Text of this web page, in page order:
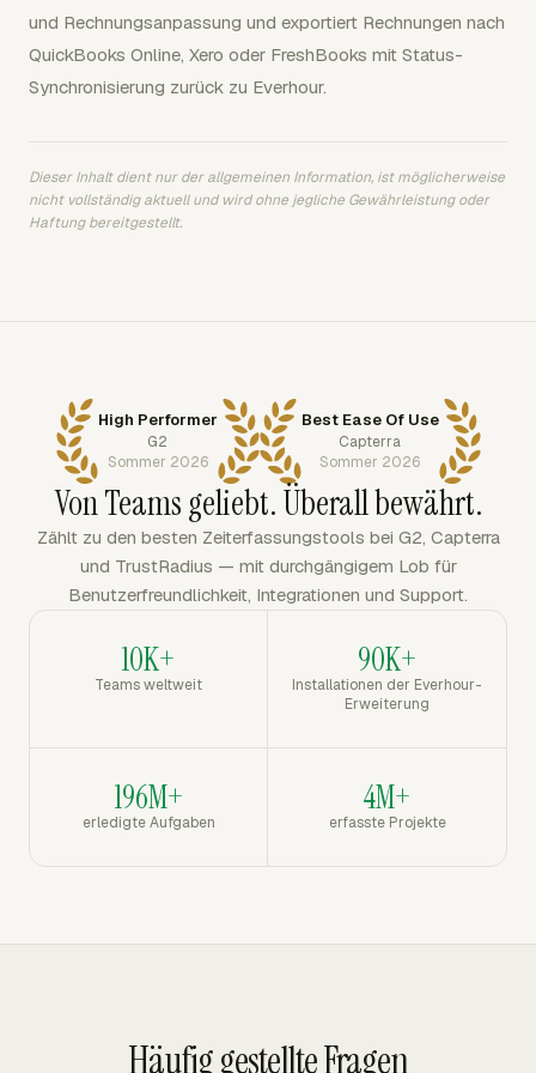
und Rechnungsanpassung und exportiert Rechnungen nach
QuickBooks Online, Xero oder FreshBooks mit Status-
Synchronisierung zurück zu Everhour.
Dieser Inhalt dient nur der allgemeinen Information, ist möglicherweise
nicht vollständig aktuell und wird ohne jegliche Gewährleistung oder
Haftung bereitgestellt.
High Performer
G2
Sommer 2026
Best Ease Of Use
Capterra
Sommer 2026
Von Teams geliebt. Überall bewährt.
Zählt zu den besten Zeiterfassungstools bei G2, Capterra
und TrustRadius — mit durchgängigem Lob für
Benutzerfreundlichkeit, Integrationen und Support.
10K+
Teams weltweit
90K+
Installationen der Everhour-
Erweiterung
196M+
erledigte Aufgaben
4M+
erfasste Projekte
Häufig gestellte Fragen